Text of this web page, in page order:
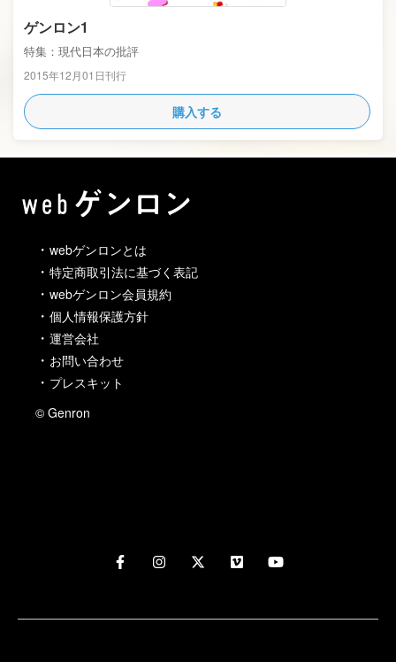
ゲンロン1
特集：現代日本の批評
2015年12月01日刊行
購入する
webゲンロンとは
特定商取引法に基づく表記
webゲンロン会員規約
個人情報保護方針
運営会社
お問い合わせ
プレスキット
© Genron